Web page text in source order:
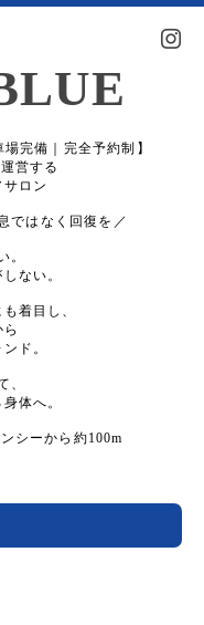
完備｜完全予約制】
営する
ロン
ではなく回復を／
。
ない。
着目し、
ド。
、
体へ。
シーから約100m